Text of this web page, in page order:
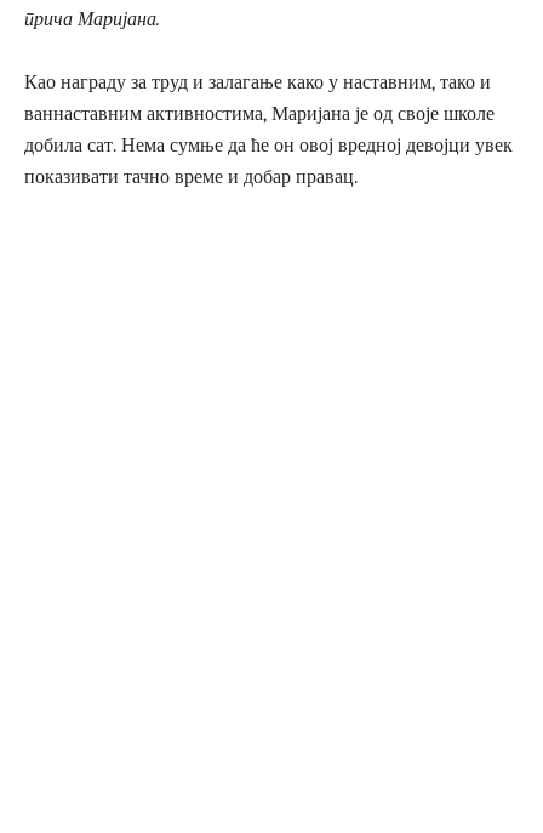
прича Маријана.
Као награду за труд и залагање како у наставним, тако и
ваннаставним активностима, Маријана је од своје школе
добила сат. Нема сумње да ће он овој вредној девојци увек
показивати тачно време и добар правац.